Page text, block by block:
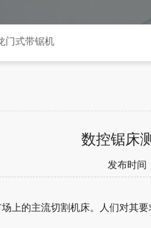
门式带锯机
数控锯床
发布时间
上的主流切割机床。人们对其